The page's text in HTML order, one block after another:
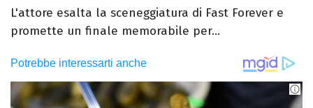
L'attore esalta la sceneggiatura di Fast Forever e
promette un finale memorabile per...